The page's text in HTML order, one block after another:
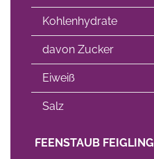
Kohlenhydrate
davon Zucker
Eiweiß
Salz
FEENSTAUB FEIGLING